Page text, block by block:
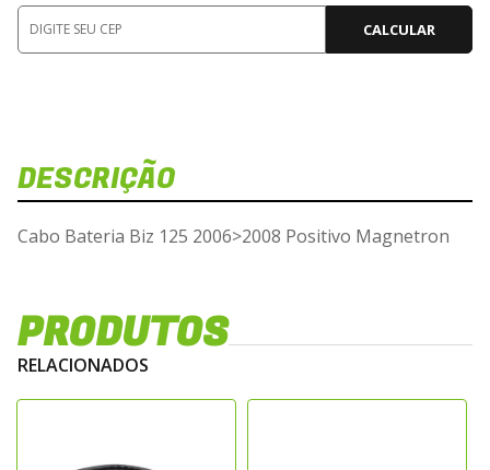
CALCULAR
DESCRIÇÃO
Cabo Bateria Biz 125 2006>2008 Positivo Magnetron
PRODUTOS
RELACIONADOS